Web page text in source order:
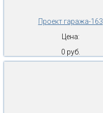
Проект гаража-163
Цена:
0 руб.